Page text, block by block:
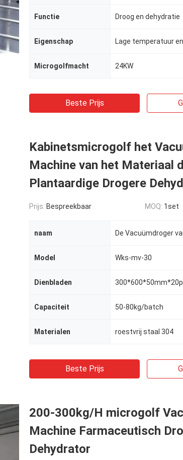
Functie Droog en dehydratie
Eigenschap Lage temperatuur
Microgolfmacht 24KW
Beste Prijs
Kabinetsmicrogolf het
Machine van het Materiaal
Plantaardige Drogere
Prijs: Bespreekbaar MOQ: 1set
naam
Model Wks-mv-30
Dienbladen
Capaciteit 50-80kg/batch
Materialen roestvrij staal 304
Beste Prijs
200-300kg/H microgolf
Machine Farmaceutisch
Dehydrator